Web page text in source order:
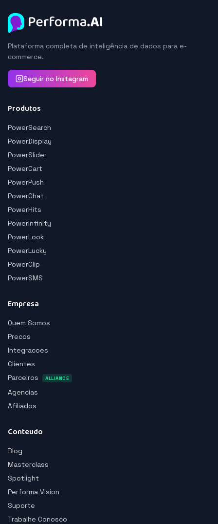
Plataforma completa de inteligência de dados para e-
commerce.
Seguir no Instagram
Produtos
PowerSearch
PowerDisplay
PowerSlider
PowerCart
PowerPush
PowerChat
PowerHits
PowerInfinity
PowerLook
PowerLucky
PowerClip
PowerSMS
Empresa
Quem Somos
Precos
Integracoes
Clientes
Parceiros
ALLIANCE
Agencias
Afiliados
Conteudo
Blog
Masterclass
Spotlight
Performa Vision
Suporte
Trabalhe Conosco